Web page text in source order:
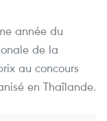
année du
de la
au concours
en Thaîlande.